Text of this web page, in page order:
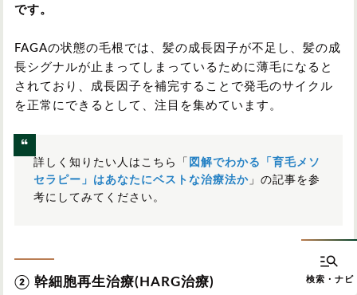
です。
FAGAの状態の毛根では、髪の成長因子が不足し、髪の成
長シグナルが止まってしまっているために薄毛になると
されており、成長因子を補完することで発毛のサイクル
を正常にできるとして、注目を集めています。
詳しく知りたい人はこちら「 図解でわかる「育毛メソ
セラピー」はあなたにベストな治療法か 」の記事を参
考にしてみてください。
② 幹細胞再生治療(HARG治療)